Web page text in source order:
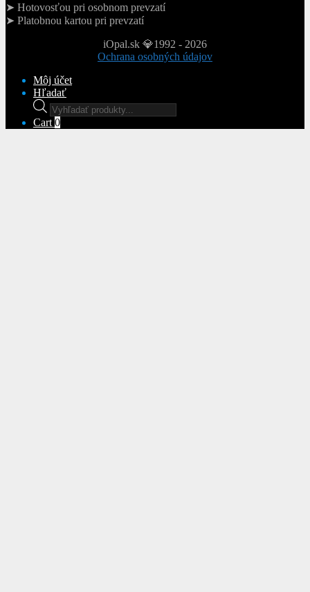
➤ Hotovosťou pri osobnom prevzatí
➤ Platobnou kartou pri prevzatí
iOpal.sk 💎1992 - 2026
Ochrana osobných údajov
Môj účet
Hľadať
Products
search
Cart 0